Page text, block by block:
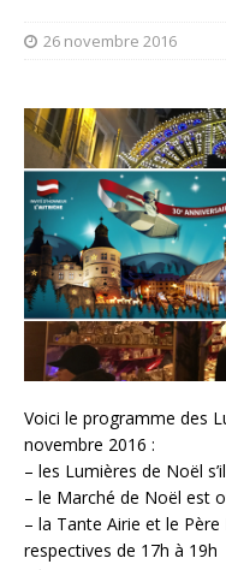
26 novembre 2016
Voici le programme des
novembre 2016 :
– les Lumières de Noël
– le Marché de Noël est
– la Tante Airie et le
respectives de 17h à 19h